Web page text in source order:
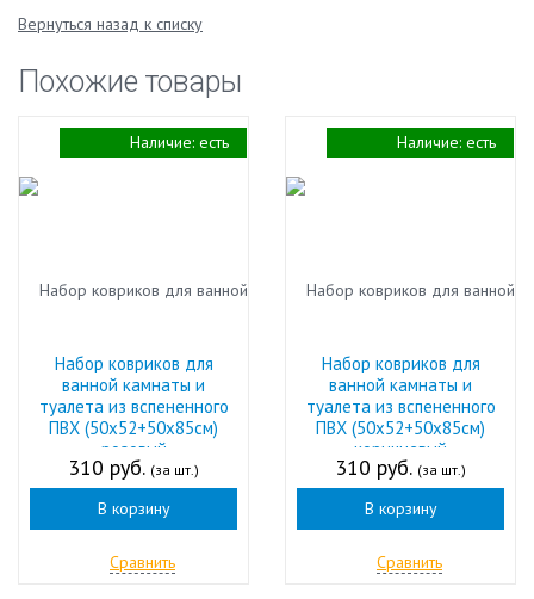
Вернуться назад к списку
Похожие товары
Набор ковриков для
ванной камнаты и
туалета из вспененного
ПВХ (50х52+50х85см)
розовый
310 руб. (за шт.)
В корзину
Сравнить
Наличие: есть
Набор ковриков для
ванной камнаты и
туалета из вспененного
ПВХ (50х52+50х85см)
коричневый
310 руб. (за шт.)
В корзину
Сравнить
Наличие: есть